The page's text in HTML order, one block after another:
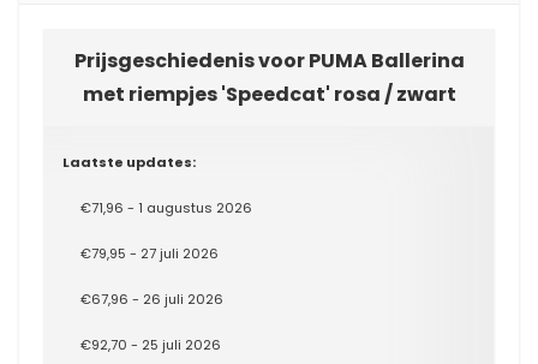
Prijsgeschiedenis voor PUMA Ballerina
met riempjes 'Speedcat' rosa / zwart
Laatste updates:
€71,96 - 1 augustus 2026
€79,95 - 27 juli 2026
€67,96 - 26 juli 2026
€92,70 - 25 juli 2026